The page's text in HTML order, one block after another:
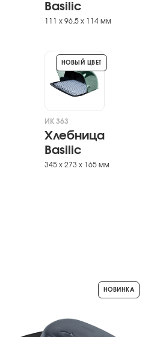
Basilic
111 х 96,5 х 114 мм
НОВЫЙ ЦВЕТ
ИК 363
Хлебница
Basilic
345 х 273 х 165 мм
НОВИНКА